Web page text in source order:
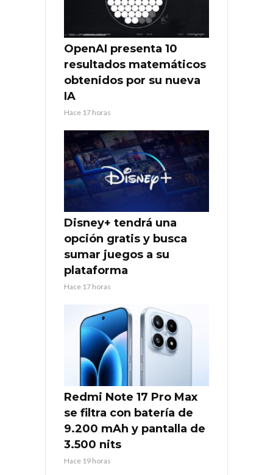
OpenAI presenta 10
resultados matemáticos
obtenidos por su nueva
IA
Hace 17 horas
Disney+ tendrá una
opción gratis y busca
sumar juegos a su
plataforma
Hace 17 horas
Redmi Note 17 Pro Max
se filtra con batería de
9.200 mAh y pantalla de
3.500 nits
Hace 19 horas